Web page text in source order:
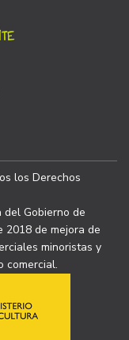
los Derechos
del Gobierno de
2018 de mejora de
minoristas y
comercial.